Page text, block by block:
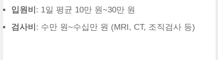
입원비 : 1일 평균 10만 원~30만 원
검사비 : 수만 원~수십만 원 (MRI, CT, 조직검사 등)